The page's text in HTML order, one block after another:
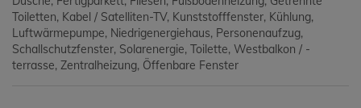
Toiletten Kabel / Satelliten-TV Kunststofffenster Kühlung
Luftwärmepumpe Niedrigenergiehaus Personenaufzug
Schallschutzfenster Solarenergie Toilette Westbalkon / -
terrasse Zentralheizung Öffenbare Fenster